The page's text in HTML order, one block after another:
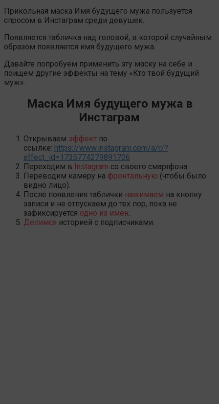
Прикольная маска Имя будущего мужа пользуется
спросом в Инстаграм среди девушек.
Появляется табличка над головой, в которой случайным
образом появляется имя будущего мужа.
Давайте попробуем применить эту маску на себе и
поищем другие эффекты на тему «Кто твой будущий
муж».
Маска Имя будущего мужа в
Инстаграм
Открываем эффект по
ссылке: https://www.instagram.com/a/r/?
effect_id=1735774279891706
Переходим в Instagram со своего смартфона.
Переводим камеру на фронтальную (чтобы было
видно лицо).
После появления таблички нажимаем на кнопку
записи и не отпускаем до тех пор, пока не
зафиксируется одно из имён
Делимся историей с подписчиками.